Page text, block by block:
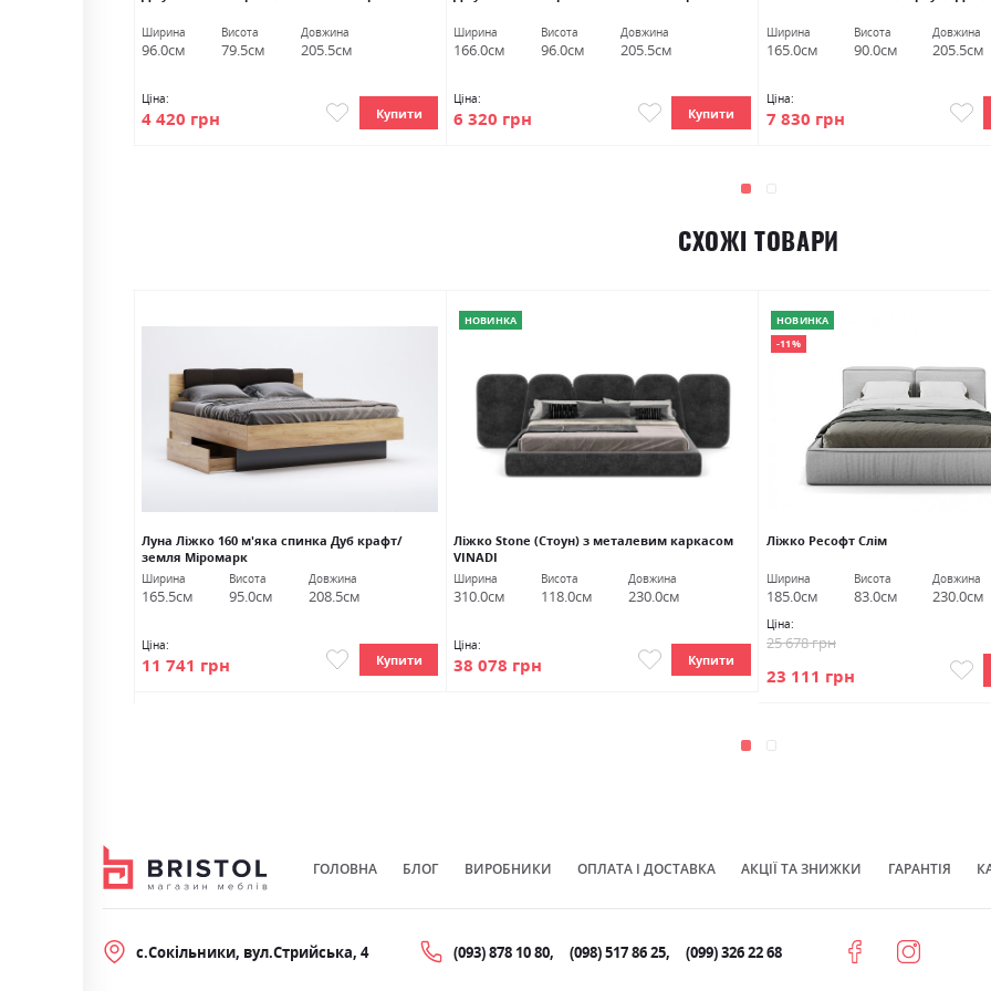
Ширина
96.0см
Висота
79.5см
Довжина
205.5см
Ціна:
4 420 грн Купити
Ширина
166.0см
Висота
96.0см
Довжина
205.5см
Ціна:
6 320 грн Купити
Ширина
165.0см
Висота
90.0см
Довжина
205.5см
Ціна:
7 830 грн
СХОЖІ ТОВАРИ
Луна Ліжко 160 м'яка спинка Дуб крафт/
земля Міромарк
Ширина
165.5см
Висота
95.0см
Довжина
208.5см
Ціна:
11 741 грн Купити
НОВИНКА
Ліжко Stone (Стоун) з металевим каркасом
VINADI
Ширина
310.0см
Висота
118.0см
Довжина
230.0см
Ціна:
38 078 грн Купити
НОВИНКА
-11%
Ліжко Ресофт Слім
Ширина
185.0см
Висота
83.0см
Довжина
230.0см
Ціна:
23 111 грн
25 678 грн
ГОЛОВНА БЛОГ ВИРОБНИКИ ОПЛАТА І ДОСТАВКА АКЦІЇ ТА ЗНИЖКИ ГАРАНТІЯ
с.Сокільники, вул.Стрийська, 4 (093) 878 10 80 (098) 517 86 25 (099) 326 22 68